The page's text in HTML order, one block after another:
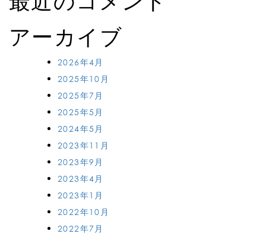
アーカイブ
2026年4月
2025年10月
2025年7月
2025年5月
2024年5月
2023年11月
2023年9月
2023年4月
2023年1月
2022年10月
2022年7月